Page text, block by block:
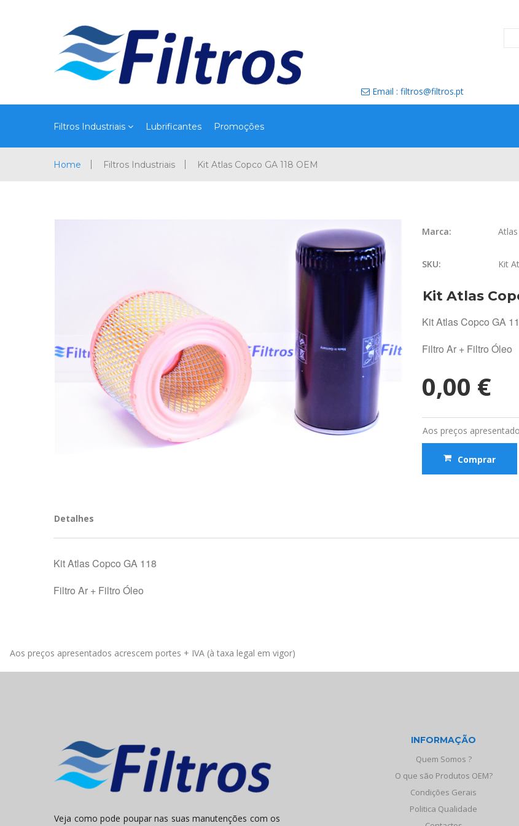
 Email : filtros@filtros.pt
Filtros Industriais Lubrificantes Promoções
Home Filtros Industriais Kit Atlas Copco GA 118 OEM
Marca:
SKU: Kit
Kit Atlas
Kit Atlas Copco GA
Filtro Ar + Filtro Óleo
0,00 €
Aos preços
Comprar
Detalhes
Kit Atlas Copco GA 118
Filtro Ar + Filtro Óleo
Aos preços apresentados acrescem portes + IVA (à taxa legal em vigor)
Veja como pode poupar nas suas manutenções com os
INFORMAÇÃO
Quem Somos ?
O que são Produtos OEM?
Condições Gerais
Politica Qualidade